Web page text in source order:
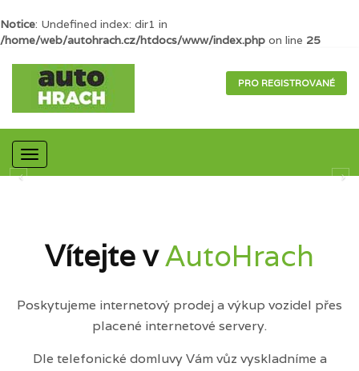
Notice: Undefined index: dir1 in
/home/web/autohrach.cz/htdocs/www/index.php on line 25
PRO REGISTROVANÉ
Mobilní
navigace
Vítejte vAutoHrach
Poskytujeme internetový prodej a výkup vozidel přes
placené internetové servery.
Dle telefonické domluvy Vám vůz vyskladníme a